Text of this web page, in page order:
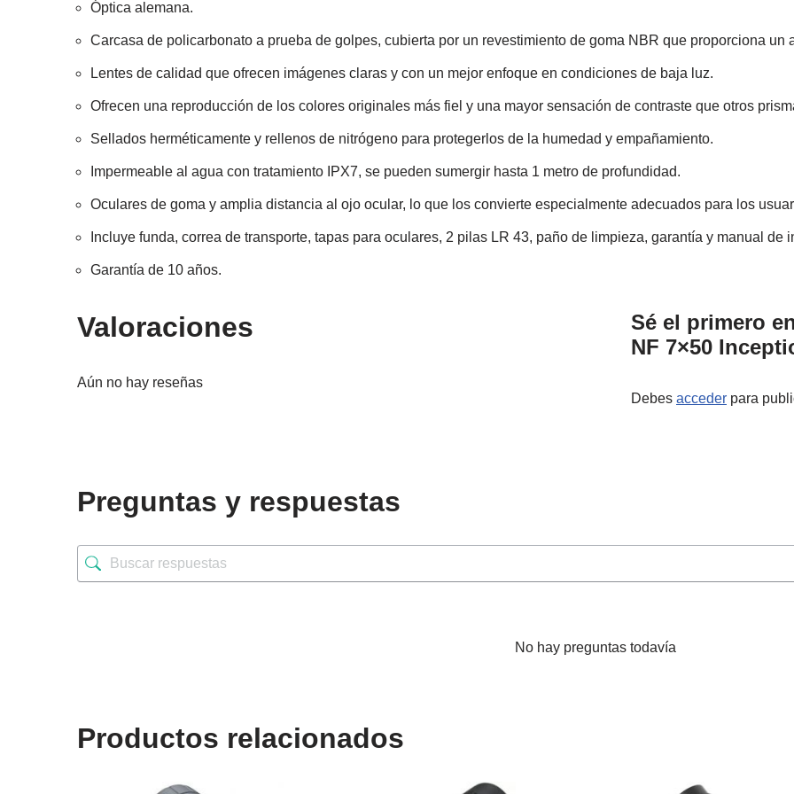
Óptica alemana.
Carcasa de policarbonato a prueba de golpes, cubierta por un revestimiento de goma NBR que proporciona un
Lentes de calidad que ofrecen imágenes claras y con un mejor enfoque en condiciones de baja luz.
Ofrecen una reproducción de los colores originales más fiel y una mayor sensación de contraste que otros
Sellados herméticamente y rellenos de nitrógeno para protegerlos de la humedad y empañamiento.
Impermeable al agua con tratamiento IPX7, se pueden sumergir hasta 1 metro de profundidad.
Oculares de goma y amplia distancia al ojo ocular, lo que los convierte especialmente adecuados para los
Incluye funda, correa de transporte, tapas para oculares, 2 pilas LR 43, paño de limpieza, garantía y manual de
Garantía de 10 años.
Valoraciones
Aún no hay reseñas
Sé el primero
NF 7×50
Debes acceder para
Preguntas y respuestas
No hay preguntas todavía
Productos relacionados